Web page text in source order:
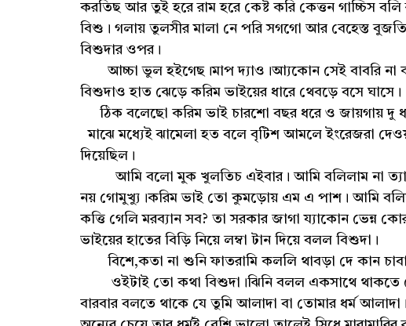
করতিছ আর তুই হরে রাম হরে কেষ্ট করি কেত্তন গাচ্চিস
বিশু। গলায় তুলসীর মালা নে পরি সগগো আর বেহেস্ত
বিশুদার ওপর।
আচ্চা ভুল হইগেছ।মাপ দ্যাও।আ্যকোন সেই বাবরি না
বিশুদাও হাত ঝেড়ে করিম ভাইয়ের ধারে থেবড়ে বসে ঘাসে।
ঠিক বলেছো করিম ভাই চারশো বছর ধরে ও জায়গায় দু
মাঝে মধ্যেই ঝামেলা হত বলে বৃটিশ আমলে ইংরেজরা
দিয়েছিল।
আমি বলো মুক খুলতিচ এইবার। আমি বলিলাম না
নয় গোমুখ্যু।করিম ভাই তো কুমড়োয় এম এ পাশ। আমি
কত্তি গেলি মরব্যান সব? তা সরকার জাগা য্যাকোন ভেন্ন
ভাইয়ের হাতের বিড়ি নিয়ে লম্বা টান দিয়ে বলল বিশুদা।
বিশে,কতা না শুনি ফাতরামি কললি থাবড়া দে কান
ওইটাই তো কথা বিশুদা।ঝিনি বলল একসাথে থাকতে
বারবার বলতে থাকে যে তুমি আলাদা বা তোমার ধর্ম